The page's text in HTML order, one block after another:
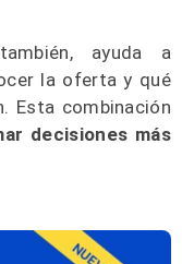
ayuda a
la oferta y qué
Esta combinación
decisiones más